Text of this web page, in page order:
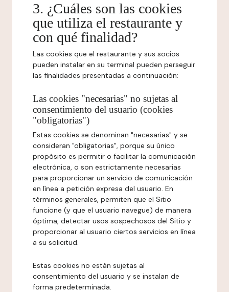
3. ¿Cuáles son las cookies
que utiliza el restaurante y
con qué finalidad?
Las cookies que el restaurante y sus socios
pueden instalar en su terminal pueden perseguir
las finalidades presentadas a continuación:
Las cookies "necesarias" no sujetas al
consentimiento del usuario (cookies
"obligatorias")
Estas cookies se denominan "necesarias" y se
consideran "obligatorias", porque su único
propósito es permitir o facilitar la comunicación
electrónica, o son estrictamente necesarias
para proporcionar un servicio de comunicación
en línea a petición expresa del usuario. En
términos generales, permiten que el Sitio
funcione (y que el usuario navegue) de manera
óptima, detectar usos sospechosos del Sitio y
proporcionar al usuario ciertos servicios en línea
a su solicitud.
Estas cookies no están sujetas al
consentimiento del usuario y se instalan de
forma predeterminada.